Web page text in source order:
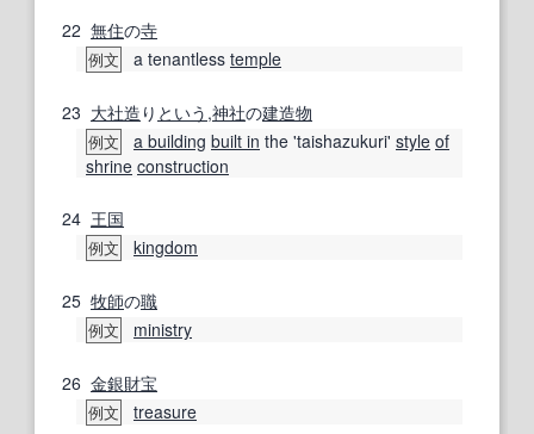
22 無住の寺
例文 a tenantless temple
23 大社造 り という ,神社の建造物
例文 a building built in the 'taishazukuri' style of
shrine construction
24 王国
例文 kingdom
25 牧師の職
例文 ministry
26 金銀財宝
例文 treasure